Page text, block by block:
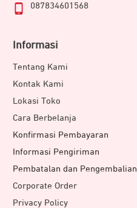
087834601568
Informasi
Tentang Kami
Kontak Kami
Lokasi Toko
Cara Berbelanja
Konfirmasi Pembayaran
Informasi Pengiriman
Pembatalan dan Pengembalian
Corporate Order
Privacy Policy